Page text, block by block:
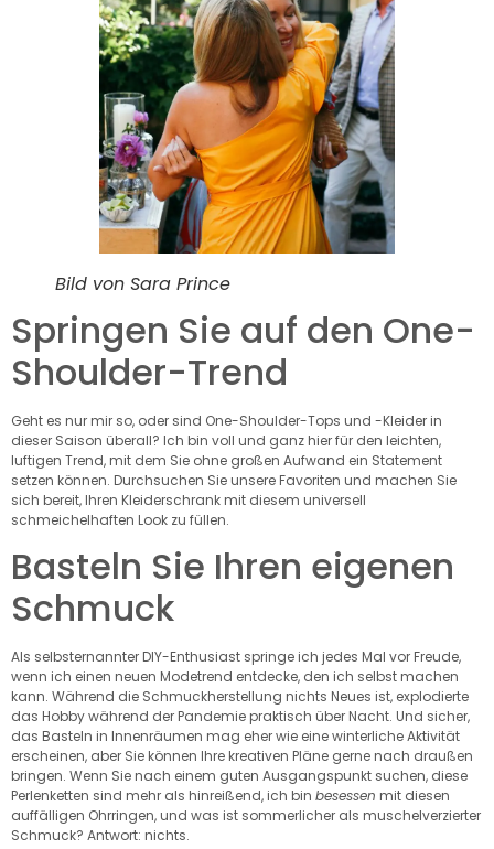
Bild von Sara Prince
Springen Sie auf den One-
Shoulder-Trend
Geht es nur mir so, oder sind One-Shoulder-Tops und -Kleider in
dieser Saison überall? Ich bin voll und ganz hier für den leichten,
luftigen Trend, mit dem Sie ohne großen Aufwand ein Statement
setzen können. Durchsuchen Sie unsere Favoriten und machen Sie
sich bereit, Ihren Kleiderschrank mit diesem universell
schmeichelhaften Look zu füllen.
Basteln Sie Ihren eigenen
Schmuck
Als selbsternannter DIY-Enthusiast springe ich jedes Mal vor Freude,
wenn ich einen neuen Modetrend entdecke, den ich selbst machen
kann. Während die Schmuckherstellung nichts Neues ist, explodierte
das Hobby während der Pandemie praktisch über Nacht. Und sicher,
das Basteln in Innenräumen mag eher wie eine winterliche Aktivität
erscheinen, aber Sie können Ihre kreativen Pläne gerne nach draußen
bringen. Wenn Sie nach einem guten Ausgangspunkt suchen, diese
Perlenketten sind mehr als hinreißend, ich bin besessen mit diesen
auffälligen Ohrringen, und was ist sommerlicher als muschelverzierter
Schmuck? Antwort: nichts.